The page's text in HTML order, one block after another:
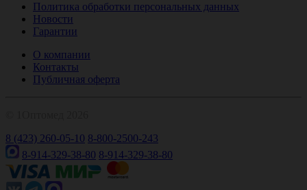
Политика обработки персональных данных
Новости
Гарантии
О компании
Контакты
Публичная оферта
8 (423) 260-05-10 8-800-2500-243
8-914-329-38-80 8-914-329-38-80